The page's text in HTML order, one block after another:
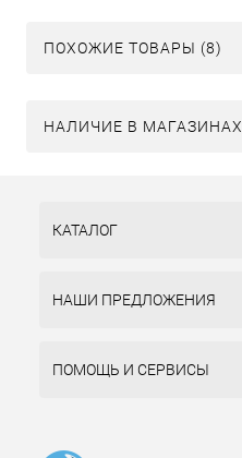
ПОХОЖИЕ ТОВАРЫ (8)
НАЛИЧИЕ В МАГАЗИНАХ
КАТАЛОГ
НАШИ ПРЕДЛОЖЕНИЯ
ПОМОЩЬ И СЕРВИСЫ